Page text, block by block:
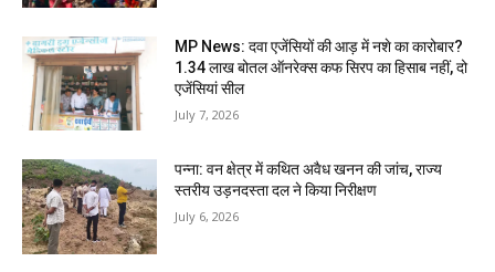
MP News: दवा एजेंसियों की आड़ में नशे का कारोबार?
1.34 लाख बोतल ऑनरेक्स कफ सिरप का हिसाब नहीं, दो
एजेंसियां सील
July 7, 2026
पन्ना: वन क्षेत्र में कथित अवैध खनन की जांच, राज्य
स्तरीय उड़नदस्ता दल ने किया निरीक्षण
July 6, 2026